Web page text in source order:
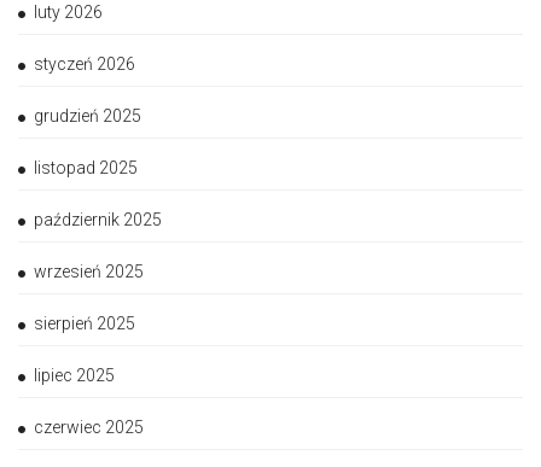
luty 2026
styczeń 2026
grudzień 2025
listopad 2025
październik 2025
wrzesień 2025
sierpień 2025
lipiec 2025
czerwiec 2025